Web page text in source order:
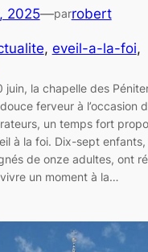
2025—parrobert
, eveil-a-la-foi
juin, la chapelle des
ferveur à l’occasion
un temps fort
à la foi. Dix-sept enfants,
de onze adultes, ont
un moment à la…